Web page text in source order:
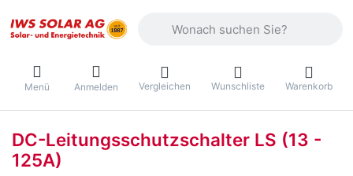
Menü Anmelden Vergleichen Wunschliste Warenkorb
DC-Leitungsschutzschalter LS (13 -
125A)